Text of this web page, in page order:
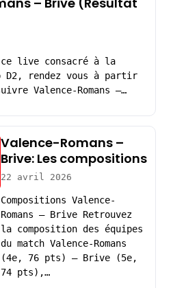
ce live consacré à la
D2, rendez vous à partir
Valence-Romans –…
Valence-Romans –
Brive: Les compositions
22 avril 2026
Compositions Valence-
Romans – Brive Retrouvez
la composition des équipes
du match Valence-Romans
(4e, 76 pts) – Brive (5e,
74 pts),…